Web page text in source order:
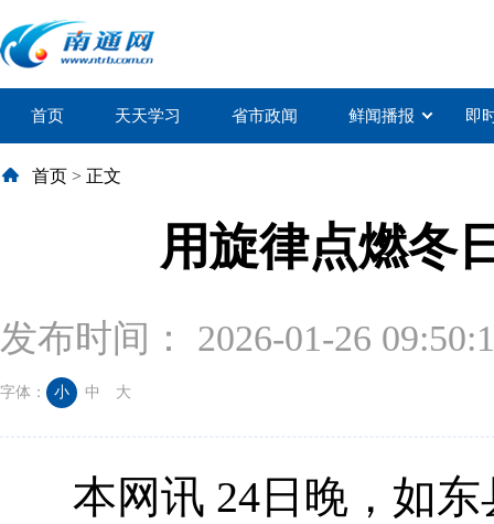
首页 天天学习 省市政闻 鲜闻播报 即
首页 > 正文
用旋律点燃冬
发布时间： 2026-01-26
字体： 小 中 大
本网讯 24日晚，如